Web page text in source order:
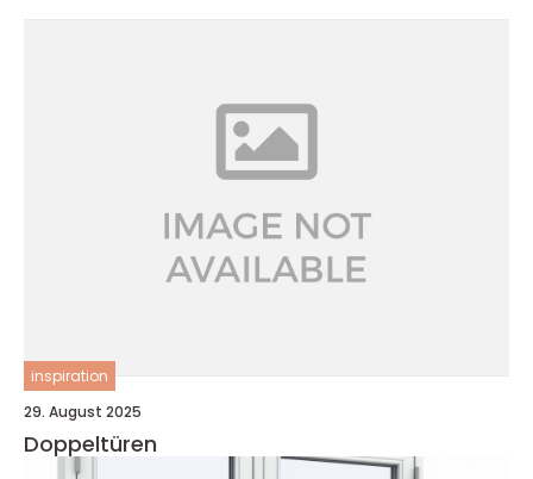
inspiration
29. August 2025
Doppeltüren